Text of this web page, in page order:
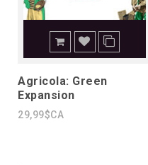
Agricola: Green
Expansion
29,99$CA